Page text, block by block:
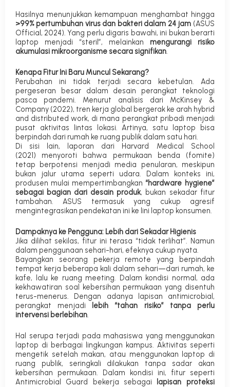
Hasilnya menunjukkan kemampuan menghambat hingga
>99% pertumbuhan virus dan bakteri dalam 24 jam (ASUS
Official, 2024). Yang perlu digaris bawahi, ini bukan berarti
laptop menjadi “steril”, melainkan mengurangi risiko
akumulasi mikroorganisme secara signifikan.
Kenapa Fitur Ini Baru Muncul Sekarang?
Perubahan ini tidak terjadi secara kebetulan. Ada
pergeseran besar dalam desain perangkat teknologi
pasca pandemi. Menurut analisis dari McKinsey &
Company (2022), tren kerja global bergerak ke arah hybrid
and distributed work, di mana perangkat pribadi menjadi
pusat aktivitas lintas lokasi. Artinya, satu laptop bisa
berpindah dari rumah ke ruang publik dalam satu hari.
Di sisi lain, laporan dari Harvard Medical School
(2021) menyoroti bahwa permukaan benda (fomite)
tetap berpotensi menjadi media penularan, meskipun
bukan jalur utama seperti udara. Dalam konteks ini,
produsen mulai mempertimbangkan “hardware hygiene”
sebagai bagian dari desain produk, bukan sekadar fitur
tambahan. ASUS termasuk yang cukup agresif
mengintegrasikan pendekatan ini ke lini laptop konsumen.
Dampaknya ke Pengguna: Lebih dari Sekadar Higienis
Jika dilihat sekilas, fitur ini terasa “tidak terlihat”. Namun
dalam penggunaan sehari-hari, efeknya cukup nyata.
Bayangkan seorang pekerja remote yang berpindah
tempat kerja beberapa kali dalam sehari—dari rumah, ke
kafe, lalu ke ruang meeting. Dalam kondisi normal, ada
kekhawatiran soal kebersihan permukaan yang disentuh
terus-menerus. Dengan adanya lapisan antimicrobial,
perangkat menjadi
lebih “tahan risiko” tanpa perlu
intervensi berlebihan.
Hal serupa terjadi pada mahasiswa yang menggunakan
laptop di berbagai lingkungan kampus. Aktivitas seperti
mengetik setelah makan, atau menggunakan laptop di
ruang publik, seringkali dilakukan tanpa sadar akan
kebersihan permukaan. Dalam kondisi ini, fitur seperti
Antimicrobial Guard bekerja sebagai
lapisan proteksi